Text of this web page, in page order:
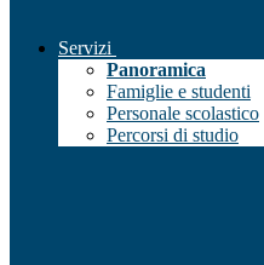
Servizi
Panoramica
Famiglie e studenti
Personale scolastico
Percorsi di studio